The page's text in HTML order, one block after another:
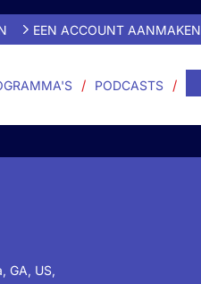
EEN ACCOUNT AANMAKEN
PODCASTS
GA, US,